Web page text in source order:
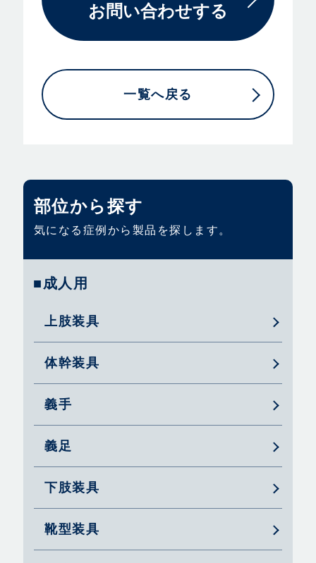
お問い合わせする
一覧へ戻る
部位から探す
気になる症例から製品を探します。
■成人用
上肢装具
体幹装具
義手
義足
下肢装具
靴型装具